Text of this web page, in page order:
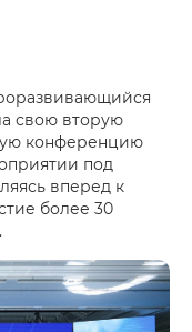
свою вторую
конференцию
под
вперед к
более 30